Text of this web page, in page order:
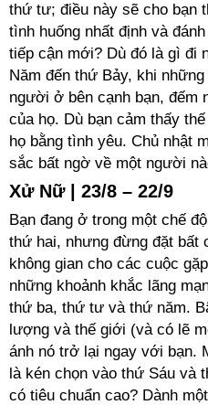
thứ tư; điều này sẽ cho bạn
tình huống nhất định và
tiếp cận mới? Dù đó là gì đi
Năm đến thứ Bảy, khi
người ở bên cạnh bạn, đếm
của họ. Dù bạn cảm thấy
họ bằng tình yêu. Chủ nhật
sắc bất ngờ về một người
Xử Nữ | 23/8 – 22/9
Bạn đang ở trong một chế
thứ hai, nhưng đừng đặt bất
không gian cho các cuộc
những khoảnh khắc lãng
thứ ba, thứ tư và thứ năm.
lượng và thế giới (và có lẽ
ánh nó trở lại ngay với bạn.
là kén chọn vào thứ Sáu và
có tiêu chuẩn cao? Dành